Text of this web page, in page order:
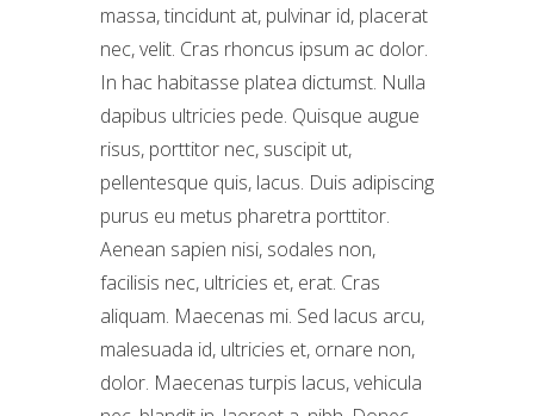
massa, tincidunt at, pulvinar id, placerat
nec, velit. Cras rhoncus ipsum ac dolor.
In hac habitasse platea dictumst. Nulla
dapibus ultricies pede. Quisque augue
risus, porttitor nec, suscipit ut,
pellentesque quis, lacus. Duis adipiscing
purus eu metus pharetra porttitor.
Aenean sapien nisi, sodales non,
facilisis nec, ultricies et, erat. Cras
aliquam. Maecenas mi. Sed lacus arcu,
malesuada id, ultricies et, ornare non,
dolor. Maecenas turpis lacus, vehicula